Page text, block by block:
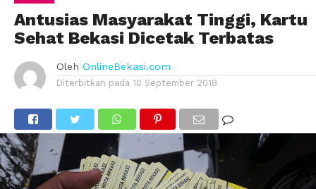
Antusias Masyarakat Tinggi, Kartu
Sehat Bekasi Dicetak Terbatas
Oleh OnlineBekasi.com
Diterbitkan pada 10 September 2018